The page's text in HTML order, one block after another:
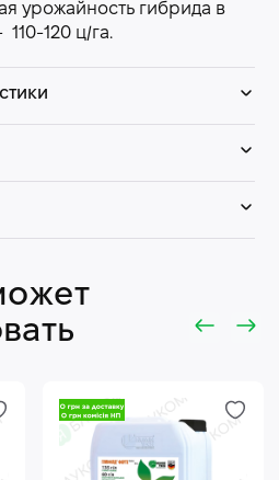
урожайность гибрида в
120 ц/га.